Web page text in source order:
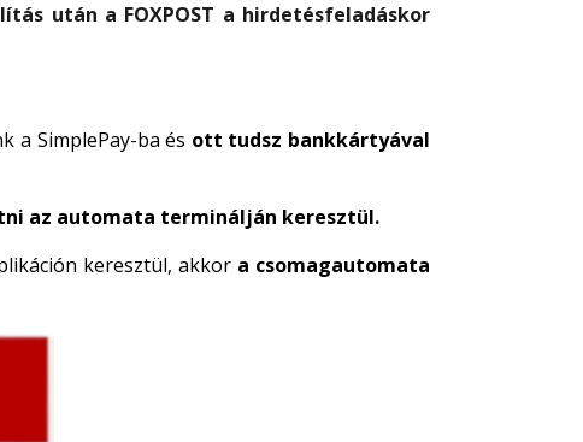
után a FOXPOST a hirdetésfeladáskor
a SimplePay-ba és ott tudsz bankkártyával
az automata terminálján keresztül.
keresztül, akkor a csomagautomata